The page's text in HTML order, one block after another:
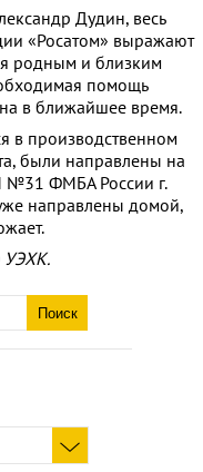
Дудин, весь
«Росатом» выражают
родным и близким
помощь
в ближайшее время.
в производственном
были направлены на
№31 ФМБА России г.
направлены домой,
УЭХК.